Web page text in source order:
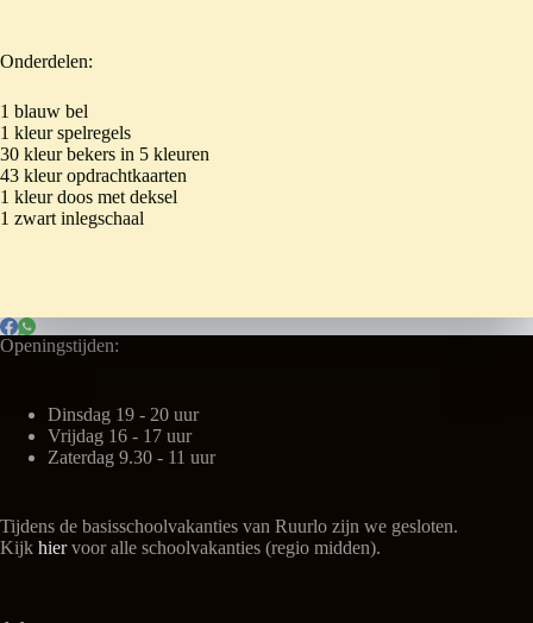
Onderdelen:
1 blauw bel
1 kleur spelregels
30 kleur bekers in 5 kleuren
43 kleur opdrachtkaarten
1 kleur doos met deksel
1 zwart inlegschaal
Openingstijden:
Dinsdag 19 - 20 uur
Vrijdag 16 - 17 uur
Zaterdag 9.30 - 11 uur
Tijdens de basisschoolvakanties van Ruurlo zijn we gesloten.
Kijk hiervoor alle schoolvakanties (regio midden).